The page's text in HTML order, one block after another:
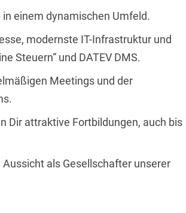
in einem dynamischen Umfeld.
modernste IT-Infrastruktur und
Steuern“ und DATEV DMS.
Meetings und der
Dir attraktive Fortbildungen, auch bis
als Gesellschafter unserer